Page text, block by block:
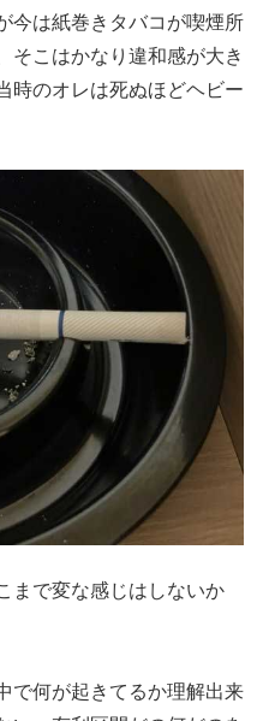
今は紙巻きタバコが喫煙所
そこはかなり違和感が大き
時のオレは死ぬほどヘビー
まで変な感じはしないか
で何が起きてるか理解出来